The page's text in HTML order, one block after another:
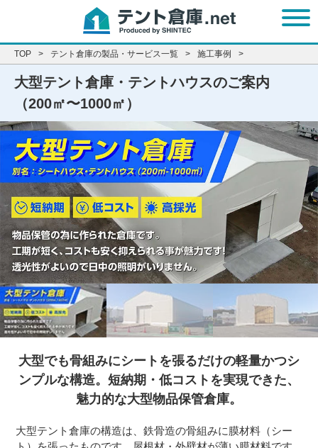
t
o
g
a
n
TOP テント倉庫の製品・サービス一覧 施工事例
大型テント倉庫・テントハウスのご案内
（200㎡〜1000㎡）
大型でも骨組みにシートを張るだけの軽量かつシ
ンプルな構造。 短納期・低コストを実現できた、
魅力的な大型物品保管倉庫。
大型テント倉庫の構造は、鉄骨造の骨組みに膜材料（シー